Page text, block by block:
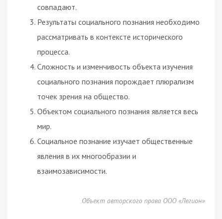
совпадают.
Результаты социального познания необходимо
рассматривать в контексте исторического
процесса.
Сложность и изменчивость объекта изучения
социального познания порождает плюрализм
точек зрения на общество.
Объектом социального познания является весь
мир.
Социальное познание изучает общественные
явления в их многообразии и
взаимозависимости.
Объект авторского права ООО «Легион»